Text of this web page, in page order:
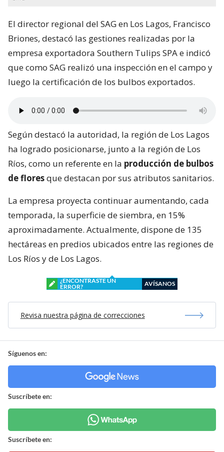
El director regional del SAG en Los Lagos, Francisco
Briones, destacó las gestiones realizadas por la
empresa exportadora Southern Tulips SPA e indicó
que como SAG realizó una inspección en el campo y
luego la certificación de los bulbos exportados.
Según destacó la autoridad, la región de Los Lagos
ha logrado posicionarse, junto a la región de Los
Ríos, como un referente en la producción de bulbos
de floresque destacan por sus atributos sanitarios.
La empresa proyecta continuar aumentando, cada
temporada, la superficie de siembra, en 15%
aproximadamente. Actualmente, dispone de 135
hectáreas en predios ubicados entre las regiones de
Los Ríos y de Los Lagos.
¿ENCONTRASTE UN
ERROR?
AVÍSANOS
Revisa nuestra página de correcciones
Síguenos en:
Suscríbete en:
Suscríbete en: